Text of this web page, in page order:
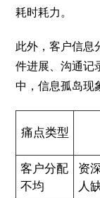
耗时耗力。
此外，客户信息
件进展、沟通记
中，信息孤岛现
痛点类型
客户分配
不均
资
人